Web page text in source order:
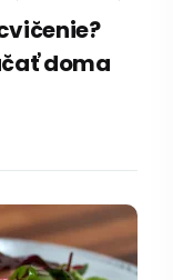
doma